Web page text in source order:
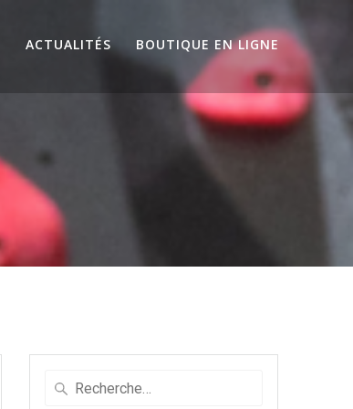
ACTUALITÉS BOUTIQUE EN LIGNE
Recherche